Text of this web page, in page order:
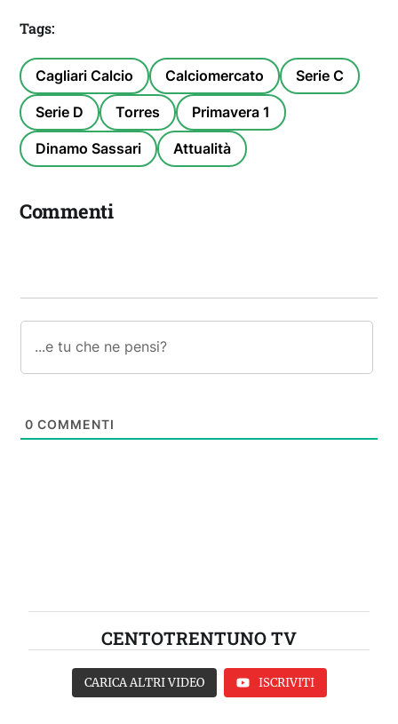
Tags:
Cagliari Calcio Calciomercato Serie C
Serie D Torres Primavera 1
Dinamo Sassari Attualità
Commenti
0 COMMENTI
CENTOTRENTUNO TV
CARICA ALTRI VIDEO ISCRIVITI